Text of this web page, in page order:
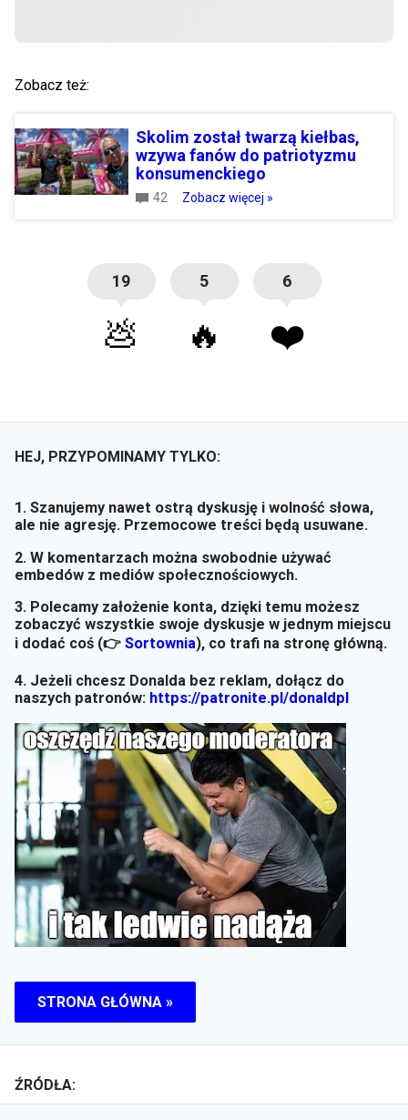
Zobacz też:
Skolim został twarzą kiełbas,
wzywa fanów do patriotyzmu
konsumenckiego
42 Zobacz więcej »
19
💩
5
🔥
6
❤️
HEJ, PRZYPOMINAMY TYLKO:
1. Szanujemy nawet ostrą dyskusję i wolność słowa,
ale nie agresję. Przemocowe treści będą usuwane.
2. W komentarzach można swobodnie używać
embedów z mediów społecznościowych.
3. Polecamy założenie konta, dzięki temu możesz
zobaczyć wszystkie swoje dyskusje w jednym miejscu
i dodać coś (👉 Sortownia), co trafi na stronę główną.
4. Jeżeli chcesz Donalda bez reklam, dołącz do
naszych patronów: https://patronite.pl/donaldpl
STRONA GŁÓWNA »
ŹRÓDŁA: